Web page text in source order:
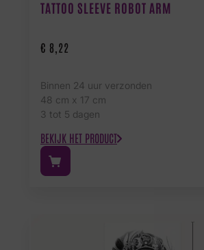
TATTOO SLEEVE ROBOT ARM
€ 8,22
Binnen 24 uur verzonden
48 cm x 17 cm
3 tot 5 dagen
BEKIJK HET PRODUCT